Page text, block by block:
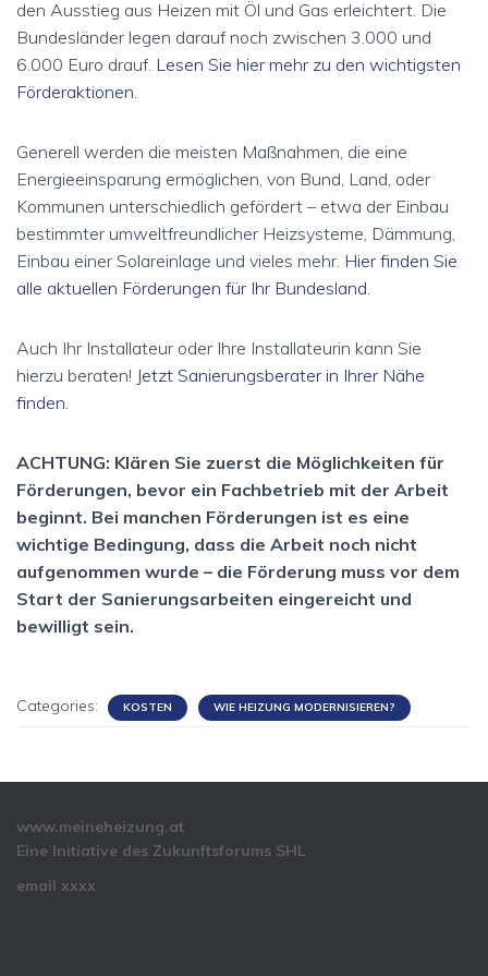
den Ausstieg aus Heizen mit Öl und Gas erleichtert. Die
Bundesländer legen darauf noch zwischen 3.000 und
6.000 Euro drauf. Lesen Sie hier mehr zu den wichtigsten
Förderaktionen.
Generell werden die meisten Maßnahmen, die eine
Energieeinsparung ermöglichen, von Bund, Land, oder
Kommunen unterschiedlich gefördert – etwa der Einbau
bestimmter umweltfreundlicher Heizsysteme, Dämmung,
Einbau einer Solareinlage und vieles mehr. Hier finden Sie
alle aktuellen Förderungen für Ihr Bundesland.
Auch Ihr Installateur oder Ihre Installateurin kann Sie
hierzu beraten! Jetzt Sanierungsberater in Ihrer Nähe
finden.
ACHTUNG: Klären Sie zuerst die Möglichkeiten für
Förderungen, bevor ein Fachbetrieb mit der Arbeit
beginnt. Bei manchen Förderungen ist es eine
wichtige Bedingung, dass die Arbeit noch nicht
aufgenommen wurde – die Förderung muss vor dem
Start der Sanierungsarbeiten eingereicht und
bewilligt sein.
Categories: KOSTEN WIE HEIZUNG MODERNISIEREN?
www.meineheizung.at
Eine Initiative des Zukunftsforums SHL
email xxxx